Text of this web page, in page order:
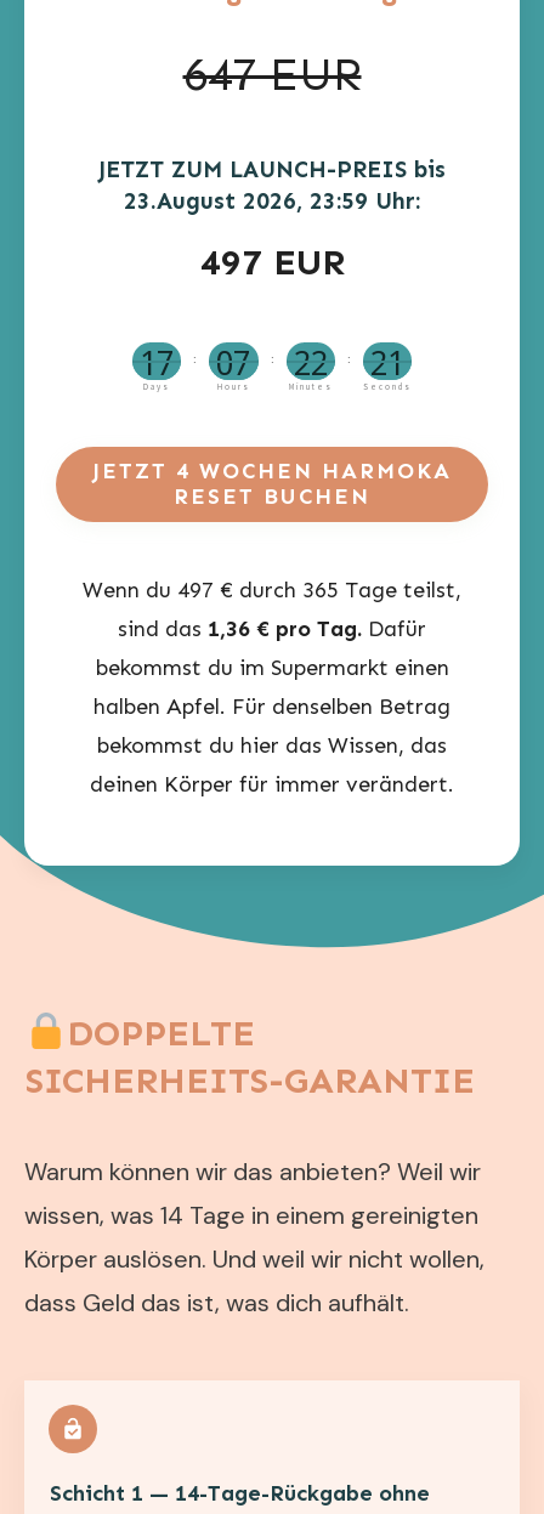
647 EUR
JETZT ZUM LAUNCH-PREIS bis
23.August 2026, 23:59 Uhr:
497 EUR
17
Days
: 07
Hours
: 22
Minutes
: 21
Seconds
JETZT 4 WOCHEN HARMOKA
RESET BUCHEN
Wenn du 497 € durch 365 Tage teilst,
sind das 1,36 € pro Tag. Dafür
bekommst du im Supermarkt einen
halben Apfel. Für denselben Betrag
bekommst du hier das Wissen, das
deinen Körper für immer verändert.
DOPPELTE
SICHERHEITS-GARANTIE
Warum können wir das anbieten? Weil wir
wissen, was 14 Tage in einem gereinigten
Körper auslösen. Und weil wir nicht wollen,
dass Geld das ist, was dich aufhält.
Schicht 1 — 14-Tage-Rückgabe ohne